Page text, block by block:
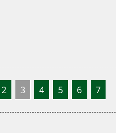
2 3 4 5 6 7